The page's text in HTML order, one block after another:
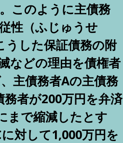
このように主債務
性（ふじゅうせ
うした保証債務の附
などの理由を債権者
主債務者Aの主債務
者が200万円を弁済
まで縮減したとす
対して1,000万円を